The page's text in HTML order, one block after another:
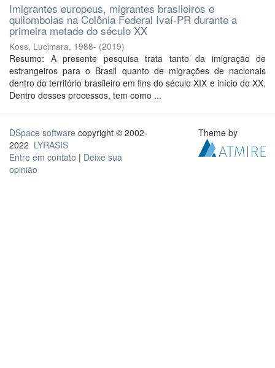
Imigrantes europeus, migrantes brasileiros e
quilombolas na Colônia Federal Ivaí-PR durante a
primeira metade do século XX
Koss, Lucimara, 1988- (2019)
Resumo: A presente pesquisa trata tanto da imigração de
estrangeiros para o Brasil quanto de migrações de nacionais
dentro do território brasileiro em fins do século XIX e início do XX.
Dentro desses processos, tem como ...
DSpace software copyright © 2002-
2022 LYRASIS
Entre em contato | Deixe sua
opinião
Theme by